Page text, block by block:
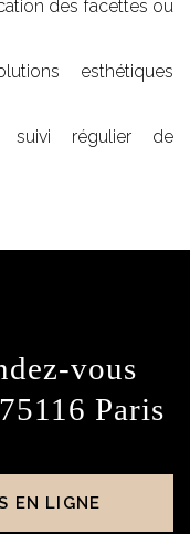
des facettes ou
esthétiques
suivi régulier de
vous
Paris
EN LIGNE